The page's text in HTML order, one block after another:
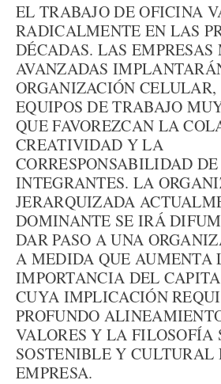
EL TRABAJO DE OFICINA
RADICALMENTE EN LAS
DÉCADAS. LAS EMPRESAS
AVANZADAS
ORGANIZACIÓN CELULAR,
EQUIPOS DE TRABAJO
QUE FAVOREZCAN LA
CREATIVIDAD Y LA
CORRESPONSABILIDAD DE
INTEGRANTES. LA
JERARQUIZADA
DOMINANTE SE IRÁ
DAR PASO A UNA
A MEDIDA QUE AUMENTA
IMPORTANCIA DEL
CUYA IMPLICACIÓN
PROFUNDO
VALORES Y LA FILOSOFÍA
SOSTENIBLE Y CULTURAL
EMPRESA.